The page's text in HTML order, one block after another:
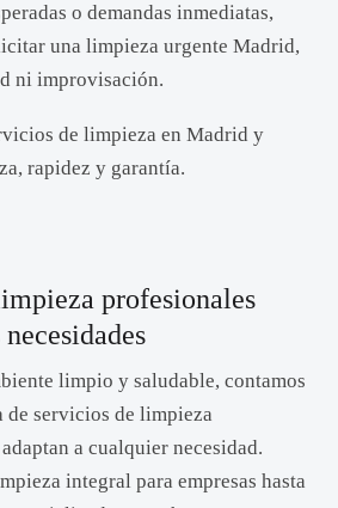
o demandas inmediatas,
una limpieza urgente Madrid,
ni improvisación.
de limpieza en Madrid y
rapidez y garantía.
profesionales
limpio y saludable, contamos
de servicios de limpieza
a cualquier necesidad.
integral para empresas hasta